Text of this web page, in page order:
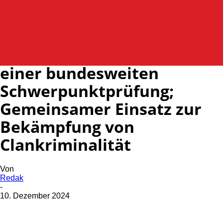
einer bundesweiten
Schwerpunktprüfung;
Gemeinsamer Einsatz zur
Bekämpfung von
Clankriminalität
Von
Redak
-
10. Dezember 2024